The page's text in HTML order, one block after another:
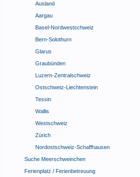
Ausland
Aargau
Basel-Nordwestschweiz
Bern-Solothurn
Glarus
Graubünden
Luzern-Zentralschweiz
Ostschweiz-Liechtenstein
Tessin
Wallis
Westschweiz
Zürich
Nordostschweiz-Schaffhausen
Suche Meerschweinchen
Ferienplatz / Ferienbetreuung